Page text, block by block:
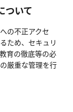
ついて
の不正アクセ
ため、セキュリ
育の徹底等の必
厳重な管理を行